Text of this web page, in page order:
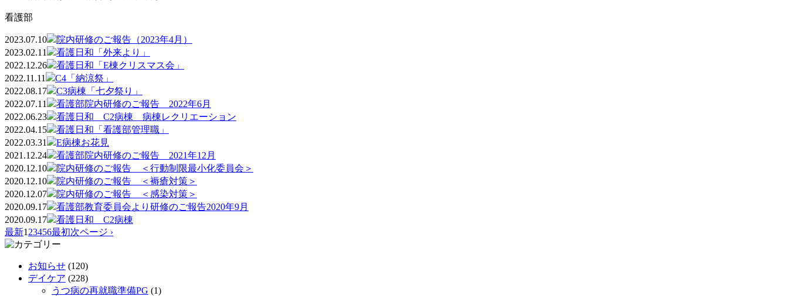
看護部
2023.07.10
院内研修のご報告（2023年4月）
2023.02.11
看護日和「外来より」
2022.12.26
看護日和「E棟クリスマス会」
2022.11.11
C4「納涼祭」
2022.08.17
C3病棟「七夕祭り」
2022.07.11
看護部院内研修のご報告 2022年6月
2022.06.23
看護日和 C2病棟 病棟レクリエーション
2022.04.15
看護日和「看護部管理職」
2022.03.31
E病棟お花見
2021.12.24
看護部院内研修のご報告 2021年12月
2020.12.10
院内研修のご報告 ＜行動制限最小化委員会＞
2020.12.10
院内研修のご報告 ＜褥瘡対策＞
2020.12.07
院内研修のご報告 ＜感染対策＞
2020.09.17
看護部教育委員会より研修のご報告2020年9月
2020.09.17
看護日和 C2病棟
最新1 23456最初次ページ ›
お知らせ (120)
デイケア (228)
うつ病の再就職準備PG (1)